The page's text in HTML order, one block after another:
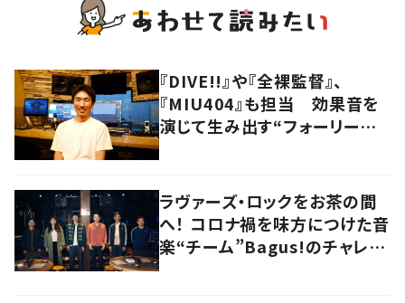
『DIVE!!』や『全裸監督』、
『MIU404』も担当 効果音を
演じて生み出す“フォーリーア
ラヴァーズ・ロックをお茶の間
へ！ コロナ禍を味方につけた音
楽“チーム”Bagus!のチャレン